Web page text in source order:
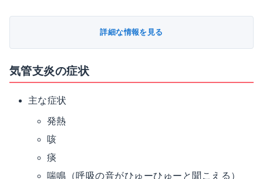
詳細な情報を見る
気管支炎の症状
主な症状
発熱
咳
痰
喘鳴 （呼吸の音がひゅーひゅーと聞こえる）